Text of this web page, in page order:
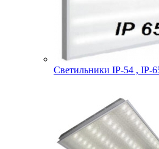
Светильники IP-54 , IP-